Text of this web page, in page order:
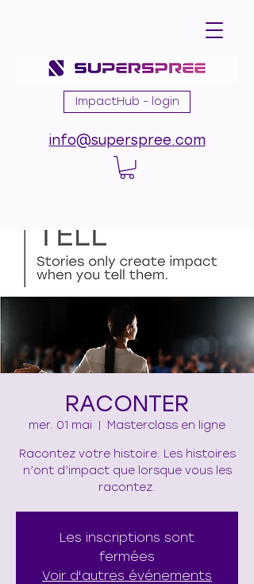
ImpactHub - login
info@superspree.com
RACONTER
mer. 01 mai
  |
Masterclass en ligne
Racontez votre histoire. Les histoires
n’ont d’impact que lorsque vous les
racontez.
Les inscriptions sont
fermées
Voir d'autres événements